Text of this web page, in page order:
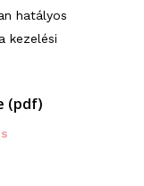
hatályos
kezelési
(pdf)